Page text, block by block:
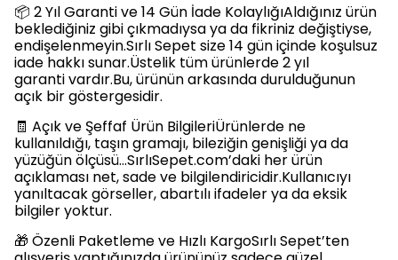
📦 2 Yıl Garanti ve 14 Gün İade KolaylığıAldığınız ürün
beklediğiniz gibi çıkmadıysa ya da fikriniz değiştiyse,
endişelenmeyin.Sırlı Sepet size 14 gün içinde koşulsuz
iade hakkı sunar.Üstelik tüm ürünlerde 2 yıl
garanti vardır.Bu, ürünün arkasında durulduğunun
açık bir göstergesidir.
🧾 Açık ve Şeffaf Ürün BilgileriÜrünlerde ne
kullanıldığı, taşın gramajı, bileziğin genişliği ya da
yüzüğün ölçüsü…SırlıSepet.com’daki her ürün
açıklaması net, sade ve bilgilendiricidir.Kullanıcıyı
yanıltacak görseller, abartılı ifadeler ya da eksik
bilgiler yoktur.
🎁 Özenli Paketleme ve Hızlı KargoSırlı Sepet’ten